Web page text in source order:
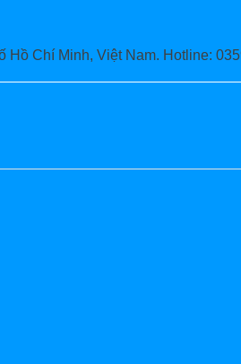
Chí Minh, Việt Nam. Hotline: